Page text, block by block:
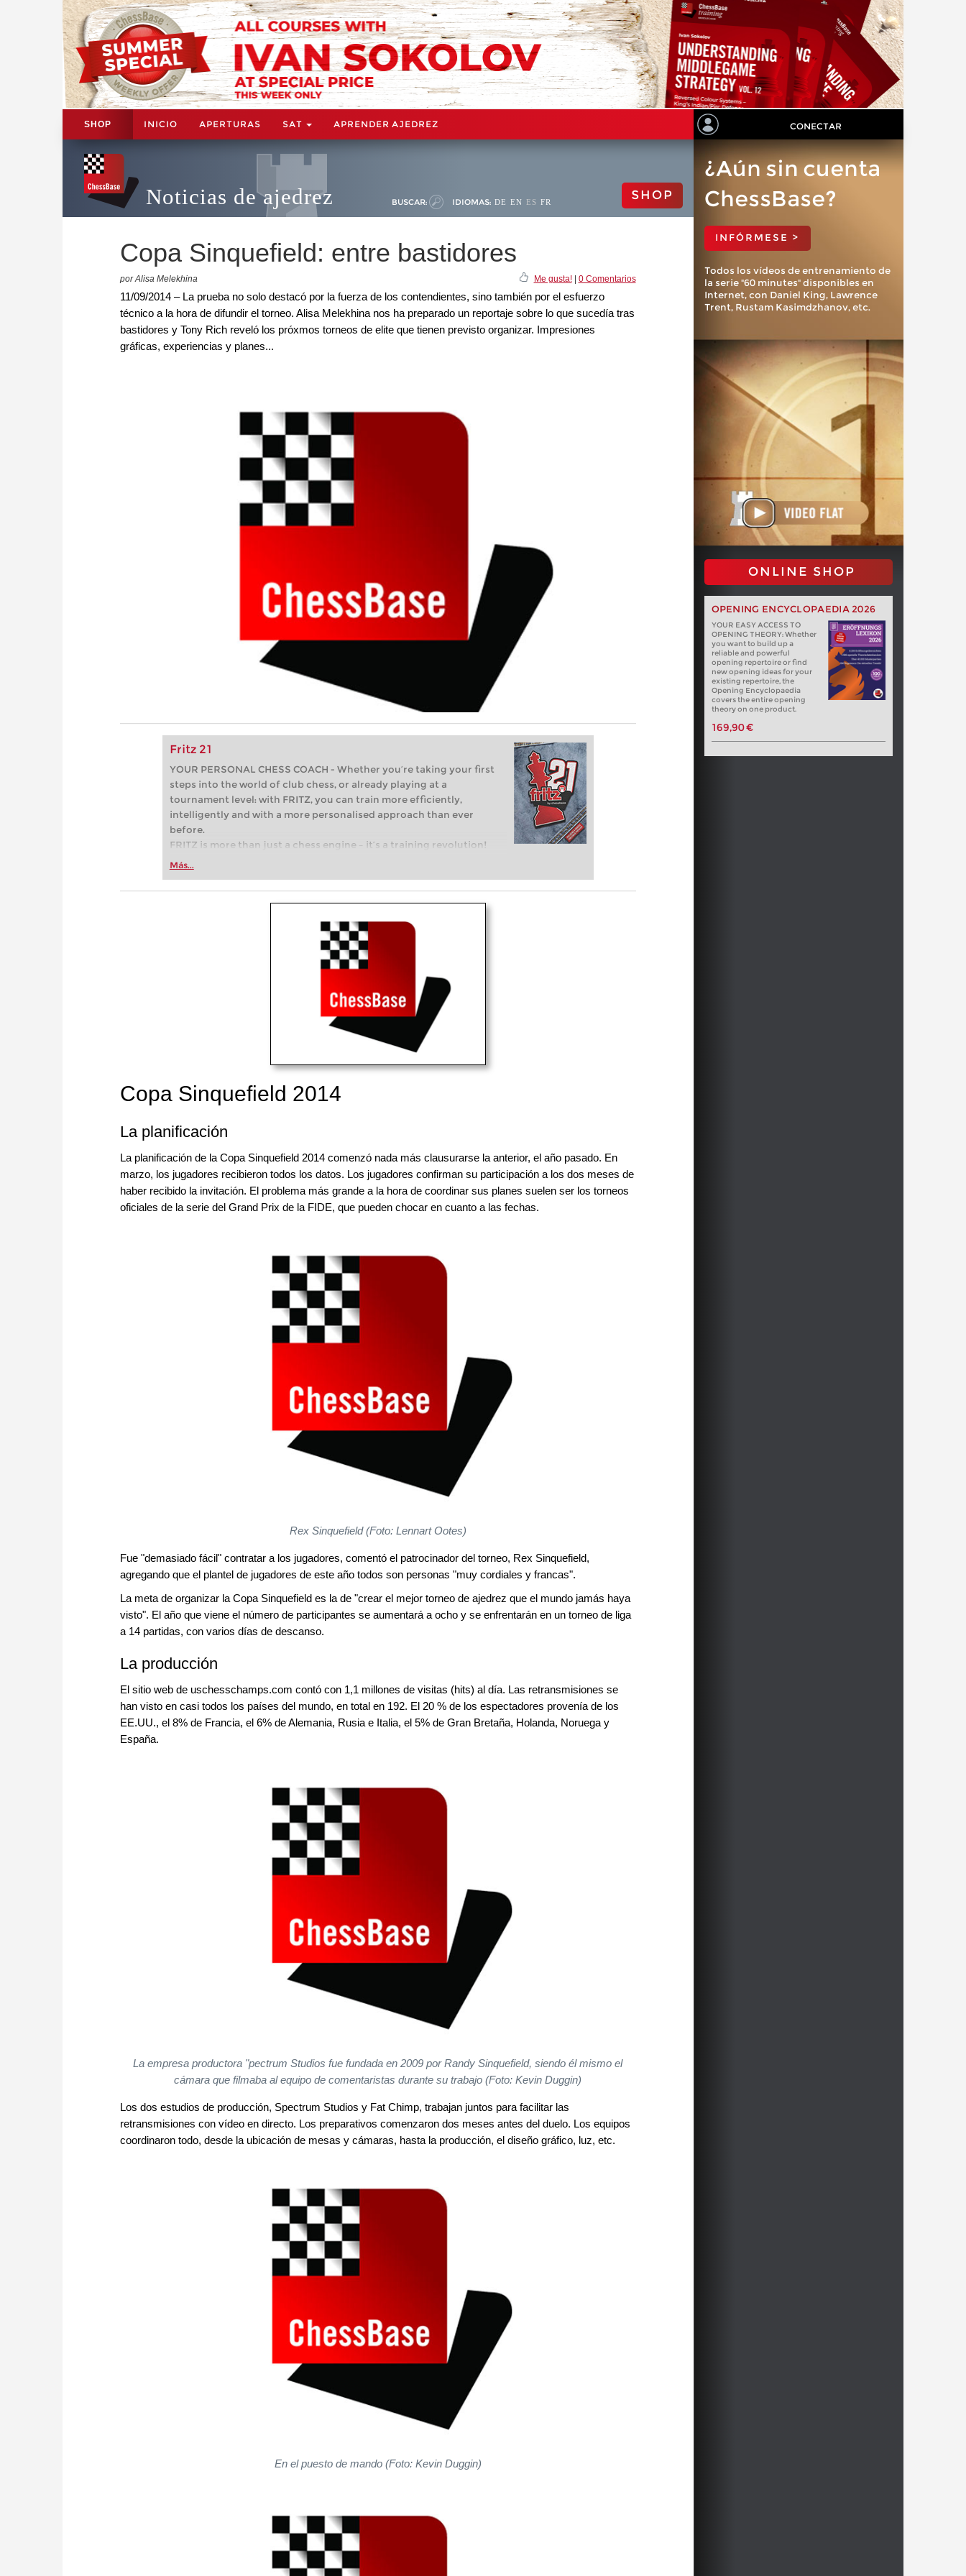
SHOP INICIO APERTURAS SAT APRENDER AJEDREZ CONECTAR
Noticias de ajedrez BUSCAR: IDIOMAS: DE EN ES FR SHOP
Copa Sinquefield: entre bastidores
por Alisa Melekhina Me gusta!| 0 Comentarios
11/09/2014 – La prueba no solo destacó por la fuerza de los contendientes, sino también por el esfuerzo
técnico a la hora de difundir el torneo. Alisa Melekhina nos ha preparado un reportaje sobre lo que sucedía tras
bastidores y Tony Rich reveló los próxmos torneos de elite que tienen previsto organizar. Impresiones
gráficas, experiencias y planes...
Fritz 21
YOUR PERSONAL CHESS COACH - Whether you’re taking your first
steps into the world of club chess, or already playing at a
tournament level: with FRITZ, you can train more efficiently,
intelligently and with a more personalised approach than ever
before.
FRITZ is more than just a chess engine – it’s a training revolution!
Whether you’re taking your first steps into the world of club chess,
more efficiently, intelligently and with a more personalised
approach than ever before.
Más...
¿Aún sin cuenta
ChessBase?
INFÓRMESE >
Todos los vídeos de entrenamiento de
la serie "60 minutes" disponibles en
Internet, con Daniel King, Lawrence
Trent, Rustam Kasimdzhanov, etc.
ONLINE SHOP
OPENING ENCYCLOPAEDIA 2026
YOUR EASY ACCESS TO
OPENING THEORY: Whether
you want to build up a
reliable and powerful
opening repertoire or find
new opening ideas for your
existing repertoire, the
Opening Encyclopaedia
covers the entire opening
theory on one product.
169,90 €
Copa Sinquefield 2014
La planificación
La planificación de la Copa Sinquefield 2014 comenzó nada más clausurarse la anterior, el año pasado. En
marzo, los jugadores recibieron todos los datos. Los jugadores confirman su participación a los dos meses de
haber recibido la invitación. El problema más grande a la hora de coordinar sus planes suelen ser los torneos
oficiales de la serie del Grand Prix de la FIDE, que pueden chocar en cuanto a las fechas.
Rex Sinquefield (Foto: Lennart Ootes)
Fue "demasiado fácil" contratar a los jugadores, comentó el patrocinador del torneo, Rex Sinquefield,
agregando que el plantel de jugadores de este año todos son personas "muy cordiales y francas".
La meta de organizar la Copa Sinquefield es la de "crear el mejor torneo de ajedrez que el mundo jamás haya
visto". El año que viene el número de participantes se aumentará a ocho y se enfrentarán en un torneo de liga
a 14 partidas, con varios días de descanso.
La producción
El sitio web de uschesschamps.com contó con 1,1 millones de visitas (hits) al día. Las retransmisiones se
han visto en casi todos los países del mundo, en total en 192. El 20 % de los espectadores provenía de los
EE.UU., el 8% de Francia, el 6% de Alemania, Rusia e Italia, el 5% de Gran Bretaña, Holanda, Noruega y
España.
La empresa productora "pectrum Studios fue fundada en 2009 por Randy Sinquefield, siendo él mismo el
cámara que filmaba al equipo de comentaristas durante su trabajo (Foto: Kevin Duggin)
Los dos estudios de producción, Spectrum Studios y Fat Chimp, trabajan juntos para facilitar las
retransmisiones con vídeo en directo. Los preparativos comenzaron dos meses antes del duelo. Los equipos
coordinaron todo, desde la ubicación de mesas y cámaras, hasta la producción, el diseño gráfico, luz, etc.
En el puesto de mando (Foto:Kevin Duggin)